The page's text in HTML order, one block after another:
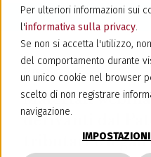
Per ulteriori informazioni sui
l'informativa sulla privacy.
Se non si accetta l'utilizzo,
del comportamento durante
un unico cookie nel browser
scelto di non registrare
navigazione.
17 maggio 2021
Materiali
derivanti dal
tributari e legali